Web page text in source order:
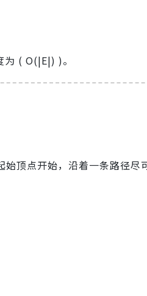
( O(|E|) )。
顶点开始，沿着一条路径尽